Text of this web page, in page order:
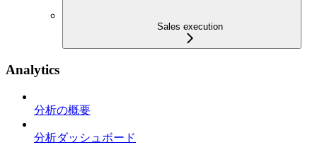
Sales execution
Analytics
分析の概要
分析ダッシュボード